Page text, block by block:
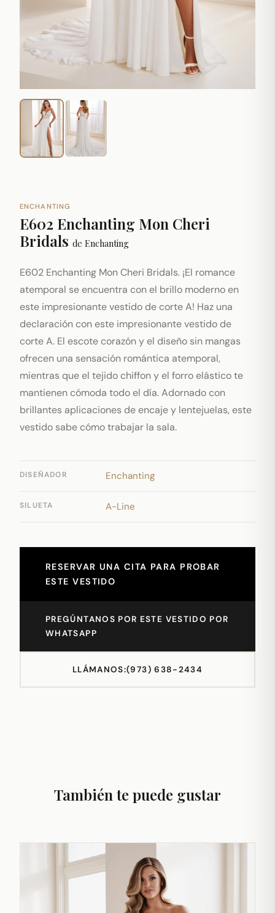
ENCHANTING
E602 Enchanting Mon Cheri
Bridals de Enchanting
E602 Enchanting Mon Cheri Bridals. ¡El romance
atemporal se encuentra con el brillo moderno en
este impresionante vestido de corte A! Haz una
declaración con este impresionante vestido de
corte A. El escote corazón y el diseño sin mangas
ofrecen una sensación romántica atemporal,
mientras que el tejido chiffon y el forro elástico te
mantienen cómoda todo el día. Adornado con
brillantes aplicaciones de encaje y lentejuelas, este
vestido sabe cómo trabajar la sala.
DISEÑADOR Enchanting
SILUETA A-Line
RESERVAR UNA CITA PARA PROBAR
ESTE VESTIDO
PREGÚNTANOS POR ESTE VESTIDO POR
WHATSAPP
LLÁMANOS:(973) 638-2434
También te puede gustar